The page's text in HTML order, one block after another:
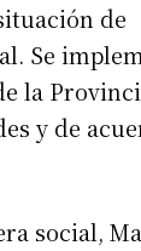
de
Se
la
y de
social,